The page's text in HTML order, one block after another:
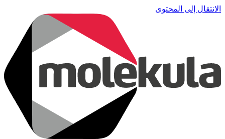
الانتقال إلى المحتوى